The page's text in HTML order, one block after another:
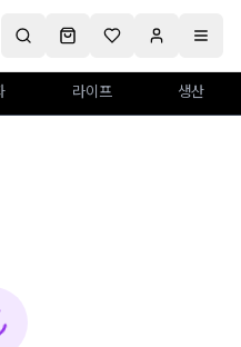
라이프 생산